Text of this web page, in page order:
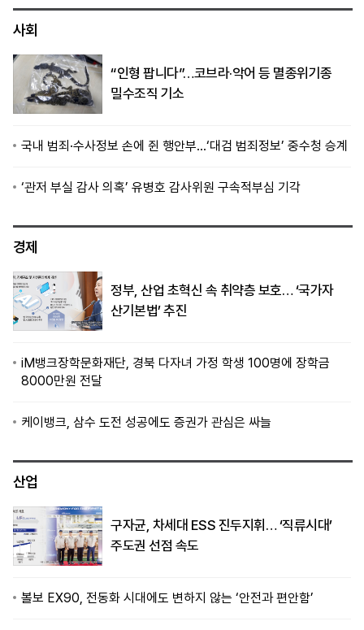
사회
“인형 팝니다”…코브라·악어 등 멸종위기종
밀수조직 기소
국내 범죄·수사정보 손에 쥔 행안부…‘대검 범죄정보’ 중수청 승계
‘관저 부실 감사 의혹’ 유병호 감사위원 구속적부심 기각
경제
정부, 산업 초혁신 속 취약층 보호… ‘국가자
산기본법’ 추진
iM뱅크장학문화재단, 경북 다자녀 가정 학생 100명에 장학금
8000만원 전달
케이뱅크, 삼수 도전 성공에도 증권가 관심은 싸늘
산업
구자균, 차세대 ESS 진두지휘… ‘직류시대’
주도권 선점 속도
볼보 EX90, 전동화 시대에도 변하지 않는 ‘안전과 편안함’